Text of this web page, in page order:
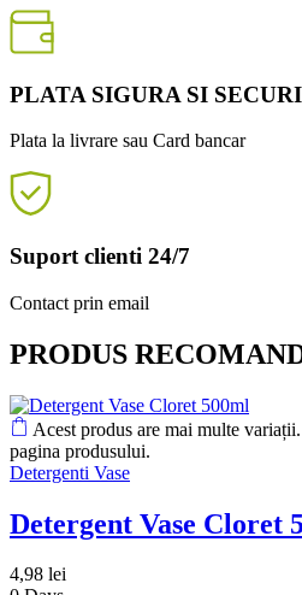
PLATA SIGURA SI
Plata la livrare sau Card bancar
Suport clienti 24/7
Contact prin email
PRODUS
Acest produs are mai multe
pagina produsului.
Detergenti Vase
Detergent Vase Cloret
4,98 lei